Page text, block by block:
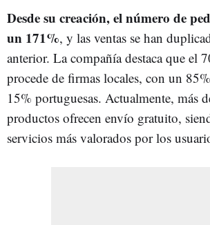
Desde su creación, el número de
un 171%, y las ventas se han
anterior. La compañía destaca que el
procede de firmas locales, con un
15% portuguesas. Actualmente, más
productos ofrecen envío gratuito,
servicios más valorados por los